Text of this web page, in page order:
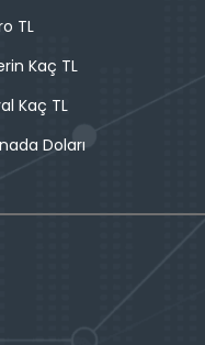
TL
Kaç TL
Kaç TL
Doları